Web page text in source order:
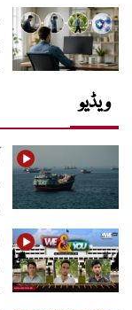
ویڈیو